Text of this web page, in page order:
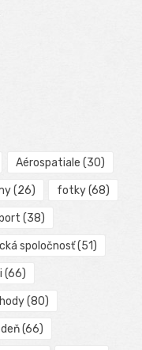
Aérospatiale (30)
(26) fotky(68)
(38)
spoločnosť(51)
(66)
(80)
(66)